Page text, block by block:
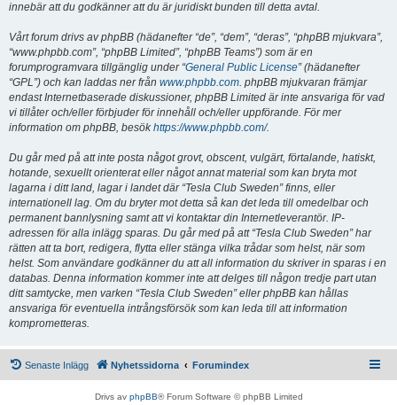
innebär att du godkänner att du är juridiskt bunden till detta avtal.
Vårt forum drivs av phpBB (hädanefter “de”, “dem”, “deras”, “phpBB mjukvara”,
“www.phpbb.com”, “phpBB Limited”, “phpBB Teams”) som är en
forumprogramvara tillgänglig under “General Public License” (hädanefter
“GPL”) och kan laddas ner från www.phpbb.com. phpBB mjukvaran främjar
endast Internetbaserade diskussioner, phpBB Limited är inte ansvariga för vad
vi tillåter och/eller förbjuder för innehåll och/eller uppförande. För mer
information om phpBB, besökhttps://www.phpbb.com/.
Du går med på att inte posta något grovt, obscent, vulgärt, förtalande, hatiskt,
hotande, sexuellt orienterat eller något annat material som kan bryta mot
lagarna i ditt land, lagar i landet där “Tesla Club Sweden” finns, eller
internationell lag. Om du bryter mot detta så kan det leda till omedelbar och
permanent bannlysning samt att vi kontaktar din Internetleverantör. IP-
adressen för alla inlägg sparas. Du går med på att “Tesla Club Sweden” har
rätten att ta bort, redigera, flytta eller stänga vilka trådar som helst, när som
helst. Som användare godkänner du att all information du skriver in sparas i en
databas. Denna information kommer inte att delges till någon tredje part utan
ditt samtycke, men varken “Tesla Club Sweden” eller phpBB kan hållas
ansvariga för eventuella intrångsförsök som kan leda till att information
komprometteras.
Senaste Inlägg Nyhetssidorna Forumindex
Drivs av phpBB® Forum Software © phpBB Limited